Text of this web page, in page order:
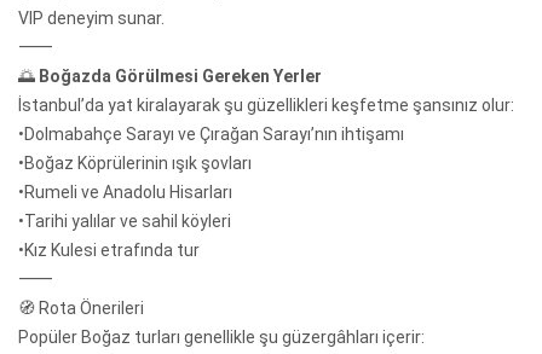
VIP deneyim sunar.
⸻
🌅 Boğazda Görülmesi Gereken Yerler
İstanbul’da yat kiralayarak şu güzellikleri keşfetme şansınız olur:
•Dolmabahçe Sarayı ve Çırağan Sarayı’nın ihtişamı
•Boğaz Köprülerinin ışık şovları
•Rumeli ve Anadolu Hisarları
•Tarihi yalılar ve sahil köyleri
•Kız Kulesi etrafında tur
⸻
🧭 Rota Önerileri
Popüler Boğaz turları genellikle şu güzergâhları içerir: